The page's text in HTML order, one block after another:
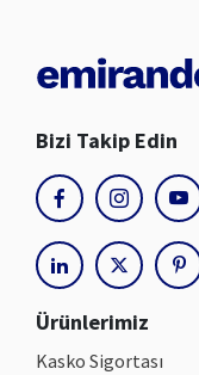
Bizi Takip Edin
facebook
linkedinx
Ürünlerimiz
Kasko Sigortası